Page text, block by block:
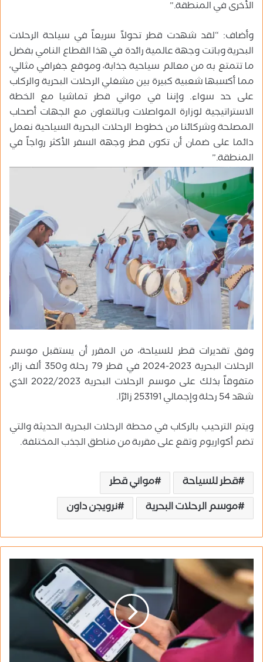
الأخرى في المنطقة.”
وأضاف: “لقد شهدت قطر تحولاً سريعاً في سياحة الرحلات
البحرية وباتت وجهة عالمية رائدة في هذا القطاع النامي بفضل
ما تتمتع به من معالم سياحية جذابة، وموقع جغرافي مثالي،
مما أكسبها شعبية كبيرة بين مشغلي الرحلات البحرية والركاب
على حد سواء. وإننا في مواني قطر تماشيا مع الخطة
الاستراتيجية لوزارة المواصلات وبالتعاون مع الجهات أصحاب
المصلحة وشركائنا من خطوط الرحلات البحرية السياحية نعمل
دائما على ضمان أن تكون قطر وجهة السفر الأكثر رواجاً في
المنطقة.”
وفق تقديرات قطر للسياحة، من المقرر أن يستقبل موسم
الرحلات البحرية 2023-2024 في قطر 79 رحلة و350 ألف زائر،
متفوقاً بذلك على موسم الرحلات البحرية 2022/2023 الذي
شهد 54 رحلة وإجمالي 253191 زائرًا.
ويتم الترحيب بالركاب في محطة الرحلات البحرية الحديثة والتي
تضم أكواريوم وتقع على مقربة من مناطق الجذب المختلفة.
قطر للسياحة
مواني قطر
موسم الرحلات البحرية
نرويجن داون